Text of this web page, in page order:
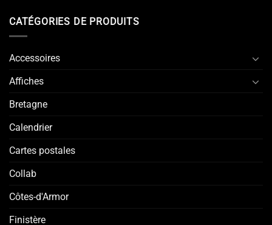
CATÉGORIES DE PRODUITS
Accessoires
Affiches
Bretagne
Calendrier
Cartes postales
Collab
Côtes-d'Armor
Finistère